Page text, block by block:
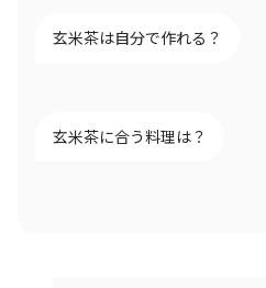
玄米茶は自分で作れる？
玄米茶に合う料理は？